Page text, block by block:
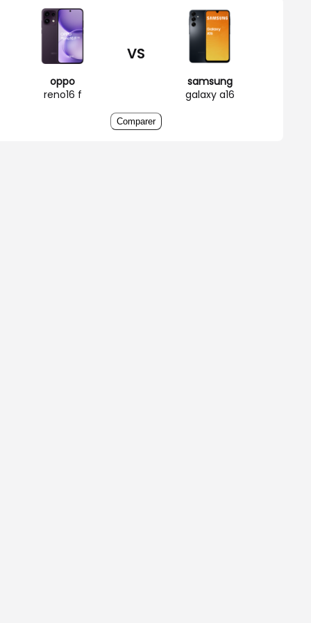
oppo
reno16 f
VS
samsung
galaxy a16
Comparer